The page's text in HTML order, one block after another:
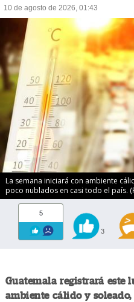
10 de agosto de 2026, 01:43
La semana iniciará con ambiente
poco nublados en casi todo el país.
5
3
Guatemala registrará este
ambiente cálido y